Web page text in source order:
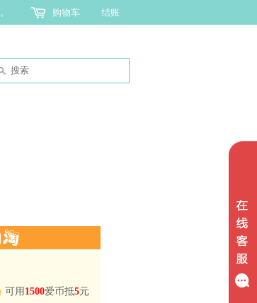
结账
购物车
。
可用 1500爱币抵5元